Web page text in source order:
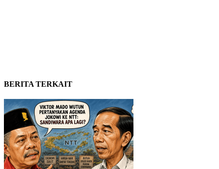
BERITA TERKAIT